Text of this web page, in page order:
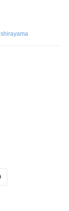
shirayama